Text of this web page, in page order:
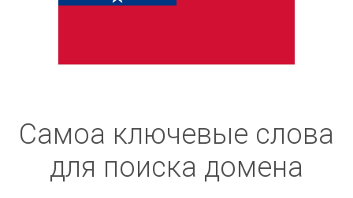
Самоа ключевые слова
для поиска домена